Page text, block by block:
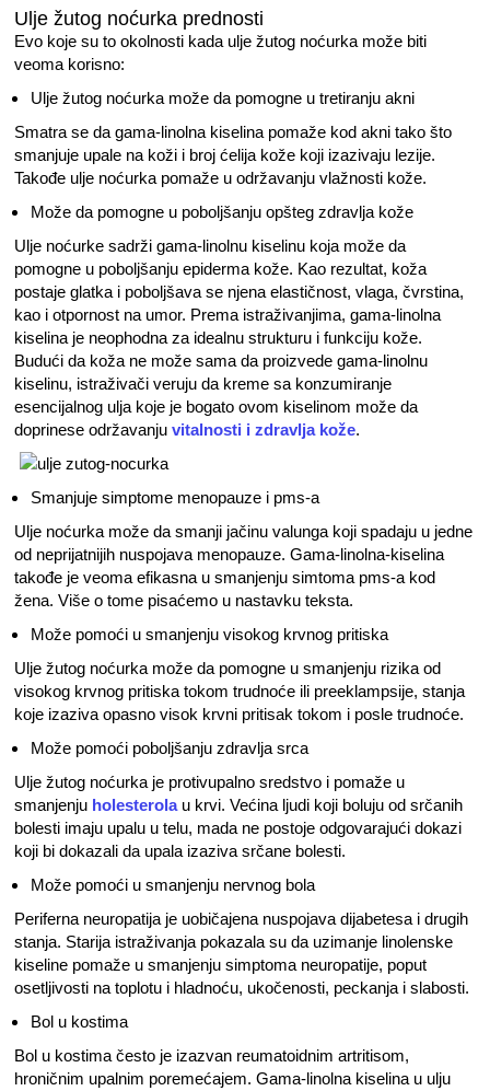
Ulje žutog noćurka prednosti
Evo koje su to okolnosti kada ulje žutog noćurka može biti
veoma korisno:
Ulje žutog noćurka može da pomogne u tretiranju akni
Smatra se da gama-linolna kiselina pomaže kod akni tako što
smanjuje upale na koži i broj ćelija kože koji izazivaju lezije.
Takođe ulje noćurka pomaže u održavanju vlažnosti kože.
Može da pomogne u poboljšanju opšteg zdravlja kože
Ulje noćurke sadrži gama-linolnu kiselinu koja može da
pomogne u poboljšanju epiderma kože. Kao rezultat, koža
postaje glatka i poboljšava se njena elastičnost, vlaga, čvrstina,
kao i otpornost na umor. Prema istraživanjima, gama-linolna
kiselina je neophodna za idealnu strukturu i funkciju kože.
Budući da koža ne može sama da proizvede gama-linolnu
kiselinu, istraživači veruju da kreme sa konzumiranje
esencijalnog ulja koje je bogato ovom kiselinom može da
doprinese održavanjuvitalnosti i zdravlja kože.
Smanjuje simptome menopauze i pms-a
Ulje noćurka može da smanji jačinu valunga koji spadaju u jedne
od neprijatnijih nuspojava menopauze. Gama-linolna-kiselina
takođe je veoma efikasna u smanjenju simtoma pms-a kod
žena. Više o tome pisaćemo u nastavku teksta.
Može pomoći u smanjenju visokog krvnog pritiska
Ulje žutog noćurka može da pomogne u smanjenju rizika od
visokog krvnog pritiska tokom trudnoće ili preeklampsije, stanja
koje izaziva opasno visok krvni pritisak tokom i posle trudnoće.
Može pomoći poboljšanju zdravlja srca
Ulje žutog noćurka je protivupalno sredstvo i pomaže u
smanjenju holesterolau krvi. Većina ljudi koji boluju od srčanih
bolesti imaju upalu u telu, mada ne postoje odgovarajući dokazi
koji bi dokazali da upala izaziva srčane bolesti.
Može pomoći u smanjenju nervnog bola
Periferna neuropatija je uobičajena nuspojava dijabetesa i drugih
stanja. Starija istraživanja pokazala su da uzimanje linolenske
kiseline pomaže u smanjenju simptoma neuropatije, poput
osetljivosti na toplotu i hladnoću, ukočenosti, peckanja i slabosti.
Bol u kostima
Bol u kostima često je izazvan reumatoidnim artritisom,
hroničnim upalnim poremećajem. Gama-linolna kiselina u ulju